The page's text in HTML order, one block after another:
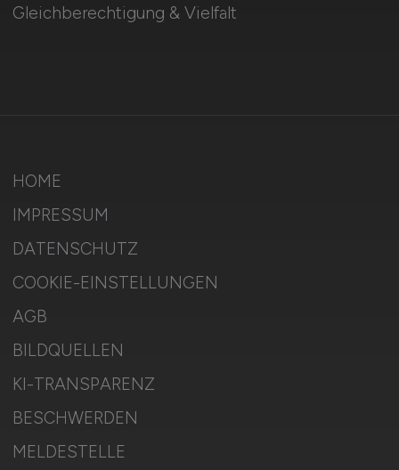
Gleichberechtigung & Vielfalt
HOME
IMPRESSUM
DATENSCHUTZ
COOKIE-EINSTELLUNGEN
AGB
BILDQUELLEN
KI-TRANSPARENZ
BESCHWERDEN
MELDESTELLE